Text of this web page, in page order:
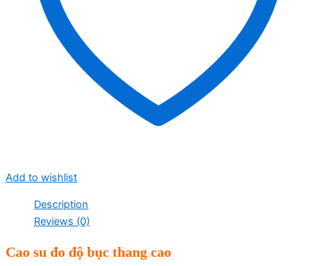
Add to wishlist
Description
Reviews (0)
Cao su đo độ bục thang cao